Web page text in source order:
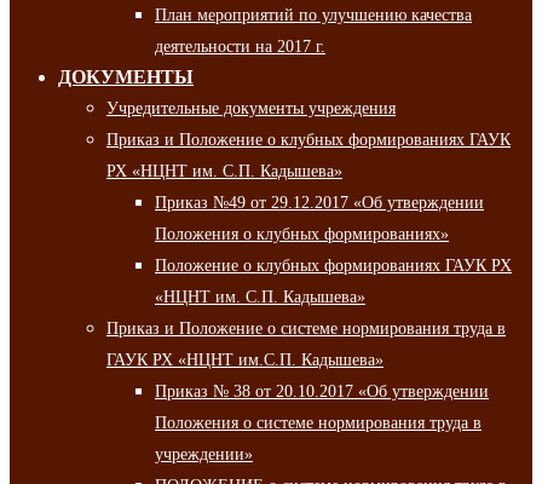
План мероприятий по улучшению качества
деятельности на 2017 г.
ДОКУМЕНТЫ
Учредительные документы учреждения
Приказ и Положение о клубных формированиях ГАУК
РХ «НЦНТ им. С.П. Кадышева»
Приказ №49 от 29.12.2017 «Об утверждении
Положения о клубных формированиях»
Положение о клубных формированиях ГАУК РХ
«НЦНТ им. С.П. Кадышева»
Приказ и Положение о системе нормирования труда в
ГАУК РХ «НЦНТ им.С.П. Кадышева»
Приказ № 38 от 20.10.2017 «Об утверждении
Положения о системе нормирования труда в
учреждении»